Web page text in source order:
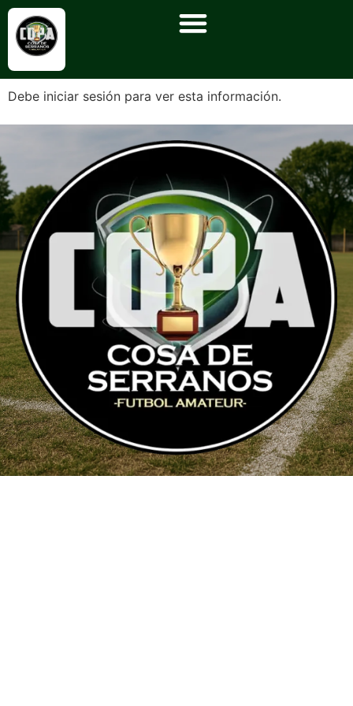
Debe iniciar sesión para ver esta información.